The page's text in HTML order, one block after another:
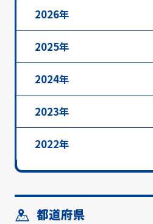
2026年
2025年
2024年
2023年
2022年
都道府県